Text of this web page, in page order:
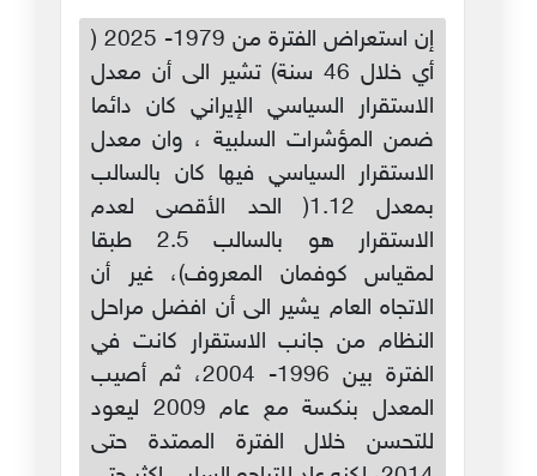
إن استعراض الفترة من 1979- 2025 (
أي خلال 46 سنة) تشير الى أن معدل
الاستقرار السياسي الإيراني كان دائما
ضمن المؤشرات السلبية ، وان معدل
الاستقرار السياسي فيها كان بالسالب
بمعدل 1.12( الحد الأقصى لعدم
الاستقرار هو بالسالب 2.5 طبقا
لمقياس كوفمان المعروف)، غير أن
الاتجاه العام يشير الى أن افضل مراحل
النظام من جانب الاستقرار كانت في
الفترة بين 1996- 2004، ثم أصيب
المعدل بنكسة مع عام 2009 ليعود
للتحسن خلال الفترة الممتدة حتى